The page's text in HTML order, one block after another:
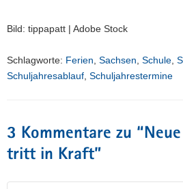
Bild: tippapatt | Adobe Stock
Schlagworte: Ferien Sachsen Schule
Schuljahresablauf Schuljahrestermine
3 Kommentare zu “
tritt in Kraft”